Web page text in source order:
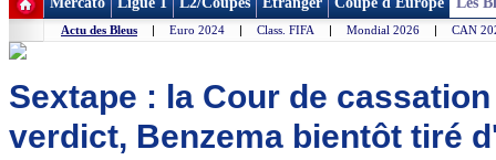
Actu des Bleus | Euro 2024 | Class. FIFA | Mondial 2026 | CAN
Sextape : la Cour de
verdict, Benzema bientôt tiré